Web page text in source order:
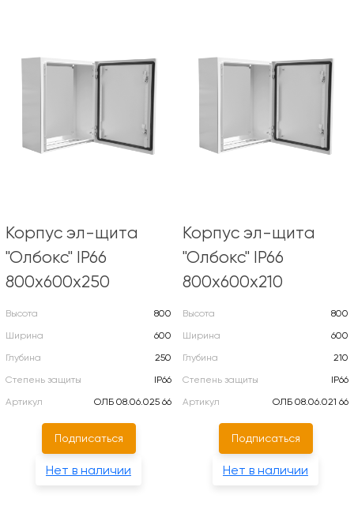
Корпус эл-щита
"Олбокс" IP66
800х600х250
Высота
800
Ширина
600
Глубина
250
Степень защиты
IP66
Артикул
ОЛБ 08.06.025 66
Подписаться
Нет в наличии
Корпус эл-щита
"Олбокс" IP66
800х600х210
Высота
800
Ширина
600
Глубина
210
Степень защиты
IP66
Артикул
ОЛБ 08.06.021 66
Подписаться
Нет в наличии